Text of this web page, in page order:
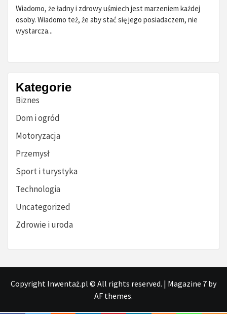
Wiadomo, że ładny i zdrowy uśmiech jest marzeniem każdej
osoby. Wiadomo też, że aby stać się jego posiadaczem, nie
wystarcza...
Kategorie
Biznes
Dom i ogród
Motoryzacja
Przemysł
Sport i turystyka
Technologia
Uncategorized
Zdrowie i uroda
Copyright Inwentaż.pl © All rights reserved. | Magazine 7 by
AF themes.